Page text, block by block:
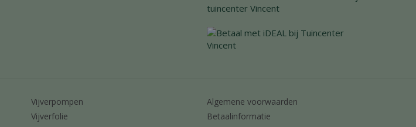
Vijverpompen
Vijverfolie
Algemene voorwaarden
Betaalinformatie